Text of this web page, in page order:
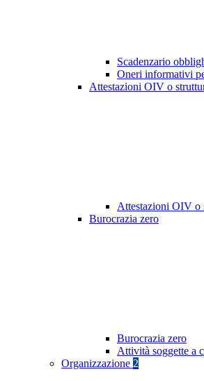
Scadenzario
Oneri informativi
Attestazioni OIV o
Attestazioni OIV o
Burocrazia zero
Burocrazia zero
Attività soggette a
Organizzazione 2